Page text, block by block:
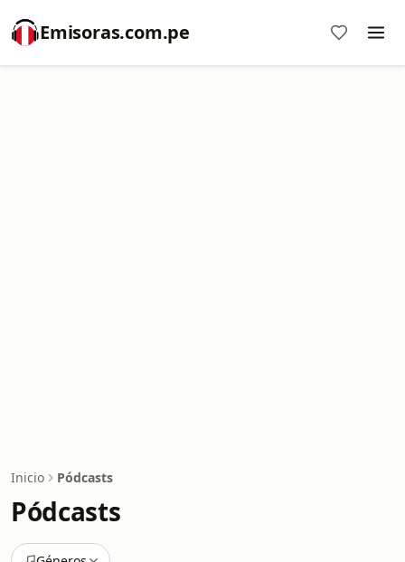
Emisoras.com.pe
Inicio Pódcasts
Pódcasts